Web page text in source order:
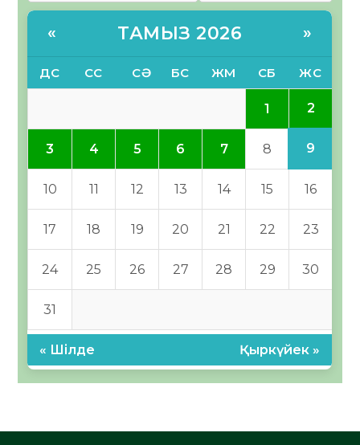
« ТАМЫЗ 2026 »
ДС СС СӘ БС ЖМ СБ ЖС
1 2
3 4 5 6 7 8 9
10 11 12 13 14 15 16
17 18 19 20 21 22 23
24 25 26 27 28 29 30
31
« Шілде Қыркүйек »